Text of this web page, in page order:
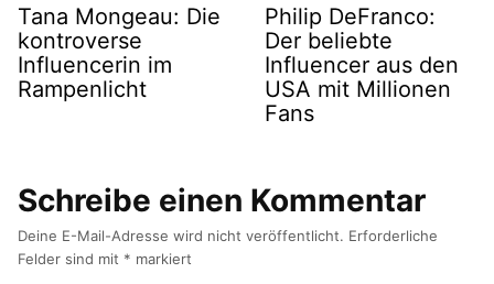
Tana Mongeau: Die
kontroverse
Influencerin im
Rampenlicht
Philip DeFranco:
Der beliebte
Influencer aus den
USA mit Millionen
Fans
Schreibe einen Kommentar
Deine E-Mail-Adresse wird nicht veröffentlicht. Erforderliche
Felder sind mit * markiert